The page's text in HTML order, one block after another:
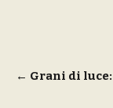
Navigazione
← Grani di